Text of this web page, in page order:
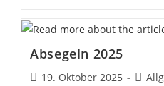
Absegeln 2025
Beitrag
19. Oktober 2025